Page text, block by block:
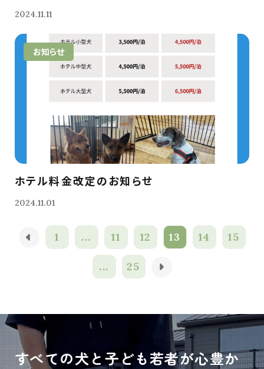
2024.11.11
お知らせ
ホテル料金改定のお知らせ
2024.11.01
1 ... 11 12 13 14 15
... 25
すべての犬と子ども若者が心豊か